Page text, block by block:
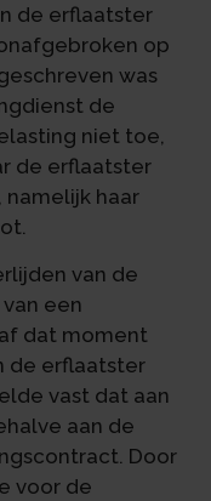
de erflaatster
op
was
de
niet toe,
de erflaatster
haar
van de
een
dat moment
de erflaatster
vast dat aan
aan de
Door
voor de